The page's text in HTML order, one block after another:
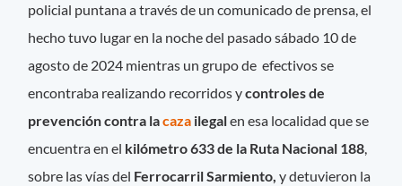
policial puntana a través de un comunicado de prensa, el
hecho tuvo lugar en la noche del pasado sábado 10 de
agosto de 2024 mientras un grupo de efectivos se
encontraba realizando recorridos ycontroles de
prevención contra lacaza ilegalen esa localidad que se
encuentra en el kilómetro 633 de la Ruta Nacional 188,
sobre las vías del Ferrocarril Sarmiento, y detuvieron la